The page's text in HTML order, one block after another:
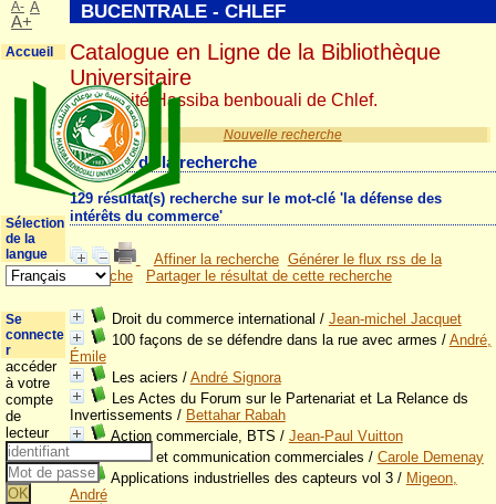
Nouvelle recherche
Résultat de la recherche
129 résultat(s) recherche sur le mot-clé 'la défense des
intérêts du commerce'
Affiner la recherche Générer le flux rss de la
recherche
Partager le résultat de cette recherche
Droit du commerce international / Jean-michel Jacquet
100 façons de se défendre dans la rue avec armes / André,
Émile
Les aciers / André Signora
Les Actes du Forum sur le Partenariat et La Relance ds
Invertissements / Bettahar Rabah
Action commerciale, BTS / Jean-Paul Vuitton
Action et communication commerciales / Carole Demenay
Applications industrielles des capteurs vol 3/ Migeon,
André
BUCENTRALE - CHLEF
Catalogue en Ligne de la Bibliothèque
Universitaire
Université Hassiba benbouali de Chlef.
A- A
A+
Accueil
Sélection
de la
langue
Se
connecte
r
accéder
à votre
compte
de
lecteur